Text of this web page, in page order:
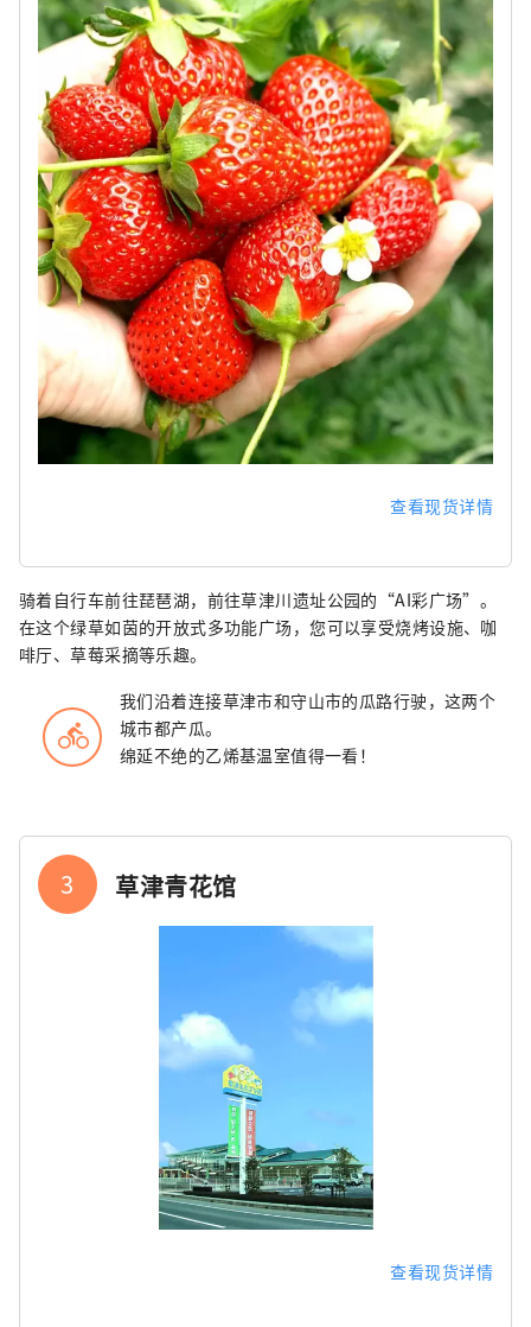
查看现货详情
骑着自行车前往琵琶湖，前往草津川遗址公园的“AI彩广场”。
在这个绿草如茵的开放式多功能广场，您可以享受烧烤设施、咖
啡厅、草莓采摘等乐趣。
directions_bike
我们沿着连接草津市和守山市的瓜路行驶，这两个
城市都产瓜。
绵延不绝的乙烯基温室值得一看！
3 草津青花馆
查看现货详情